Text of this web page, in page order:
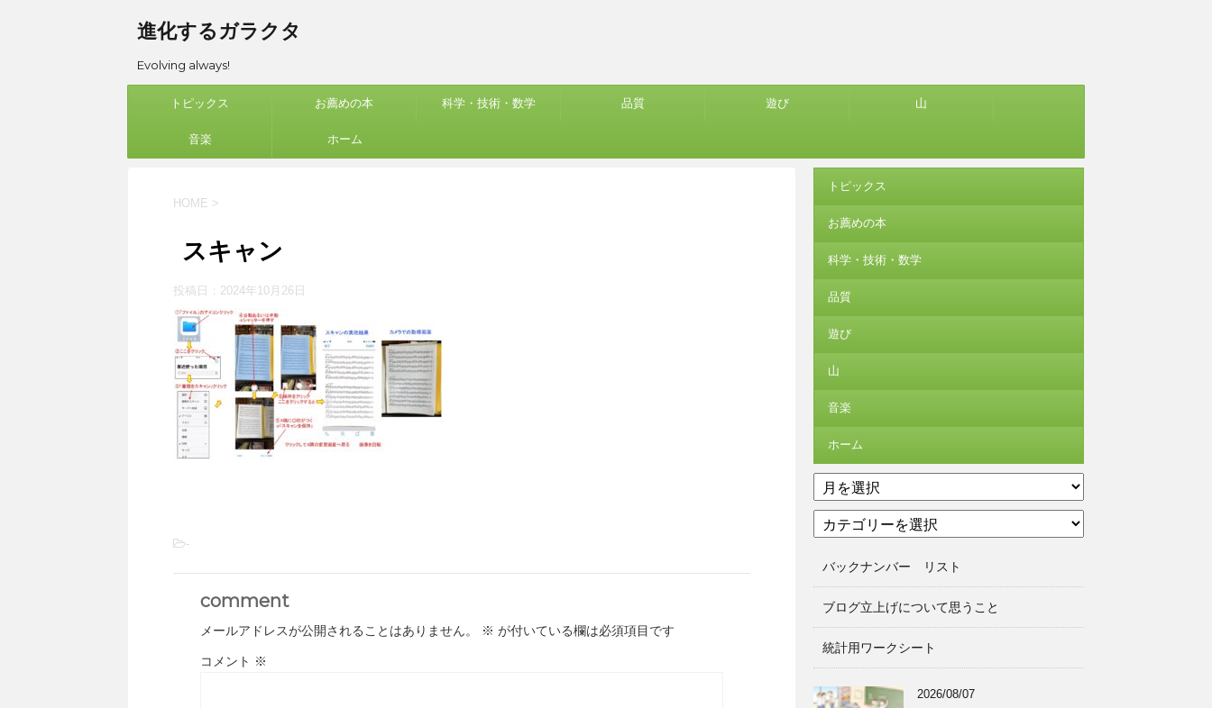
進化するガラクタ
Evolving always!
トピックス お薦めの本 科学・技術・数学 品質 遊び 山
音楽 ホーム
HOME >
スキャン
投稿日： 2024年10月26日
-
comment
メールアドレスが公開されることはありません。 ※ が付いている欄は必須項目です
コメント ※
トピックス
お薦めの本
科学・技術・数学
品質
遊び
山
音楽
ホーム
ア
ー
イ
テ
リバックナンバー リスト
ブログ立上げについて思うこと
統計用ワークシート
2026/08/07